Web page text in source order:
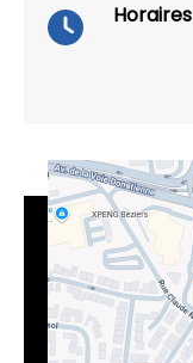
Horaires